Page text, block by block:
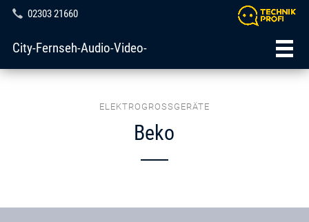
02303 21660
City-Fernseh-Audio-Video-
ELEKTROGROSSGERÄTE
Beko